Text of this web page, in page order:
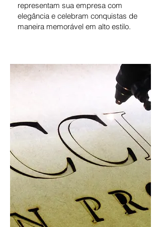
representam sua empresa com
elegância e celebram conquistas de
maneira memorável em alto estilo.